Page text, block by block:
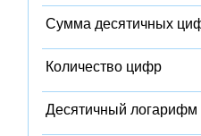
Сумма десятичных
Количество цифр
Десятичный логарифм